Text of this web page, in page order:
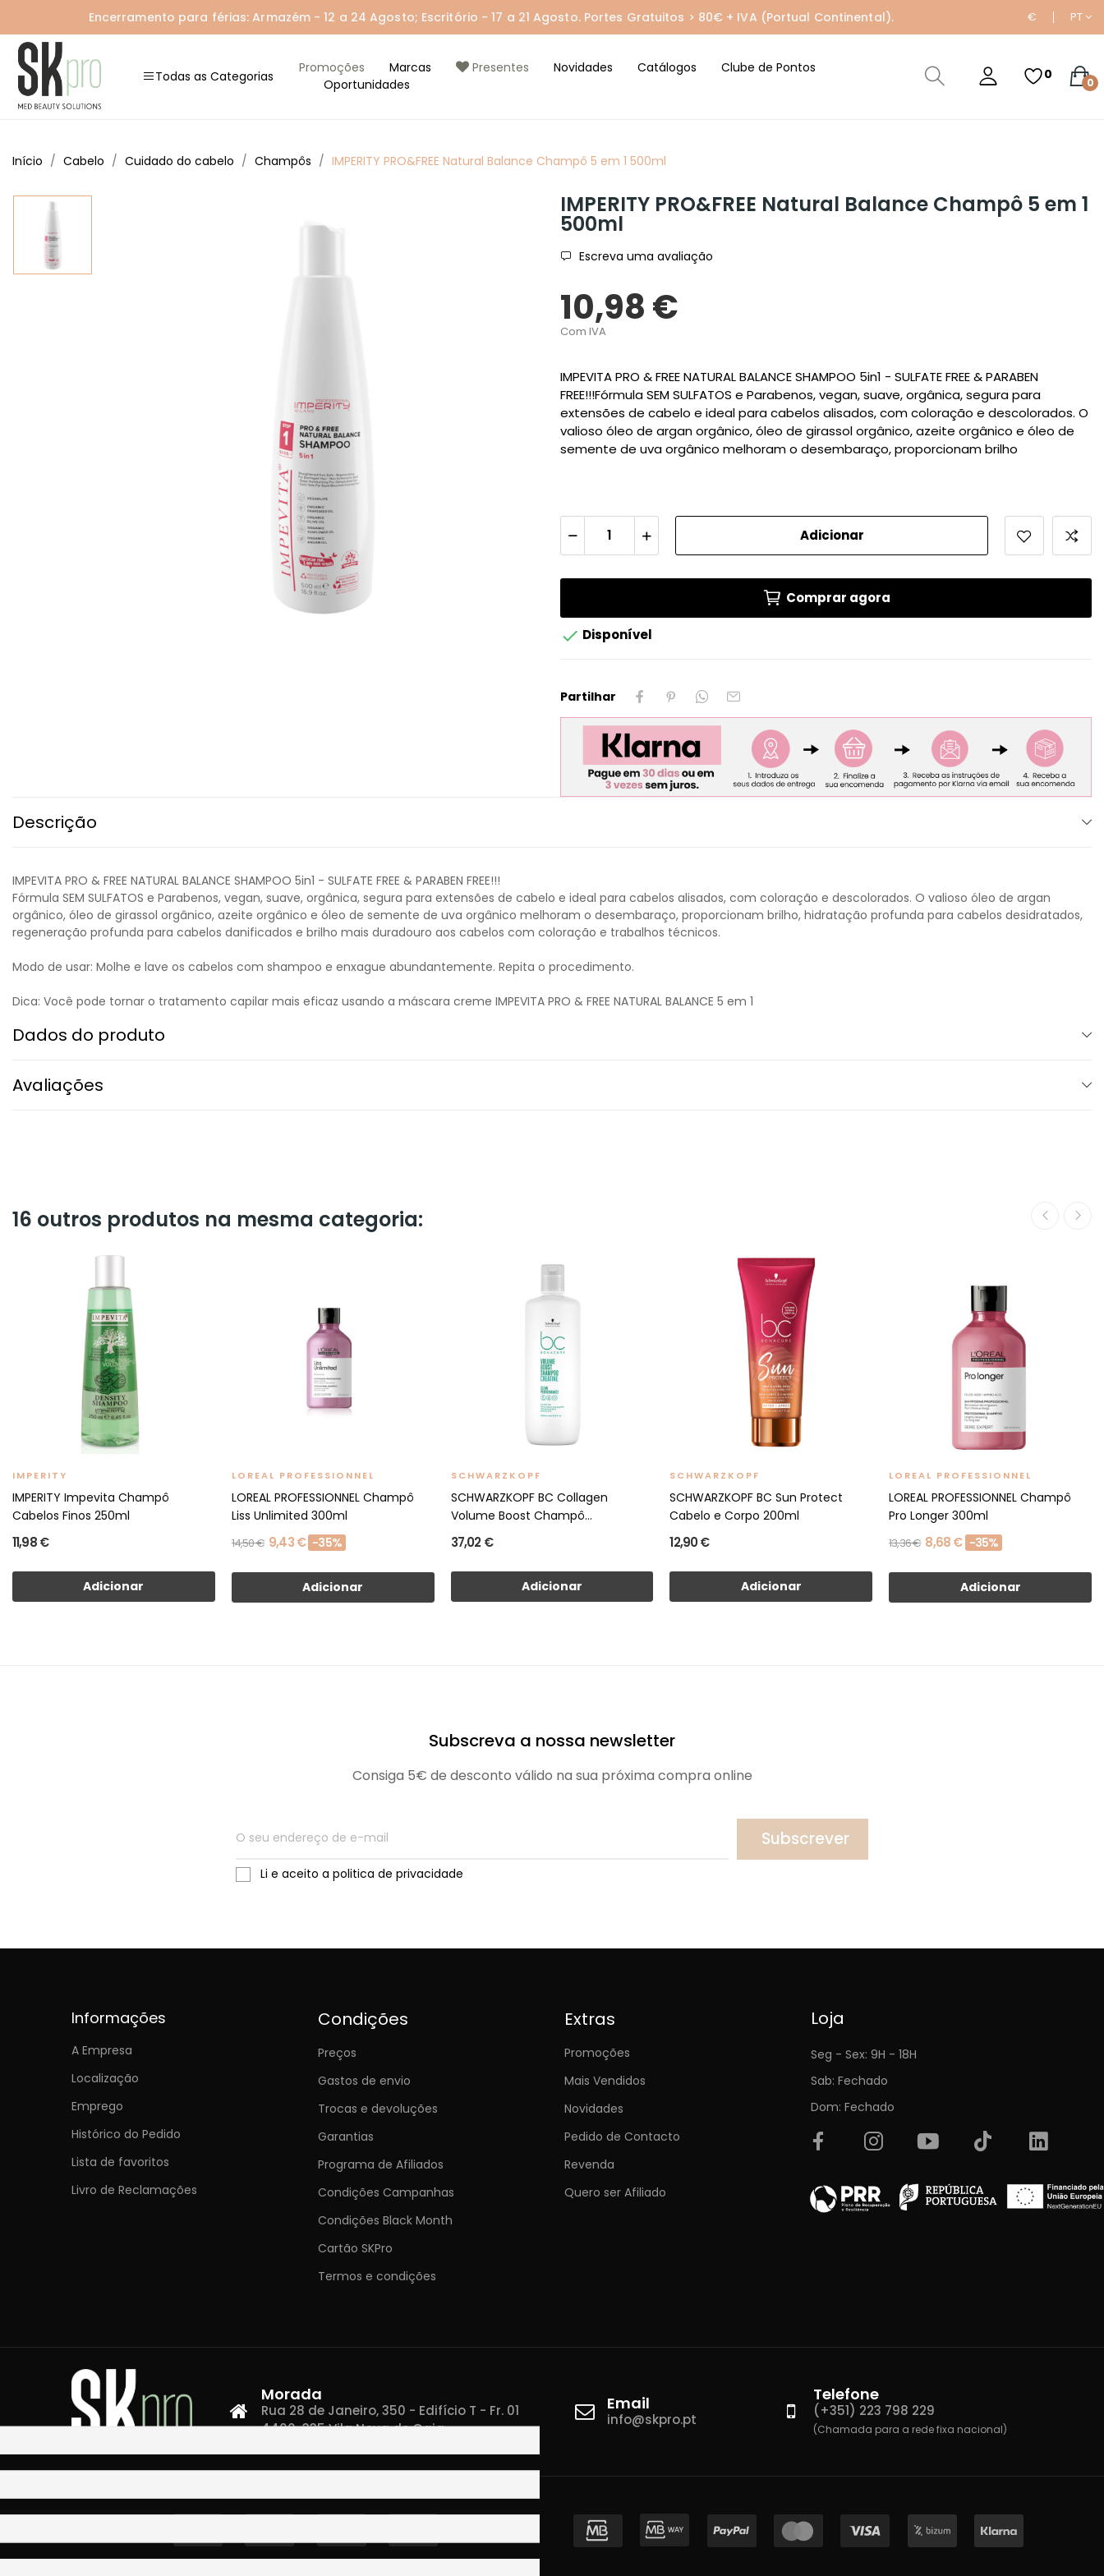
Encerramento para férias: Armazém - 12 a 24 Agosto; Escritório - 17 a 21 Agosto. Portes Gratuitos > 80€ + IVA (Portual Continental). € PT
Todas as Categorias
Promoções Marcas Presentes Novidades Catálogos
Clube de Pontos
Oportunidades
0
0
Início Cabelo Cuidado do cabelo Champôs IMPERITY PRO&FREE Natural Balance Champô 5 em 1 500ml
IMPERITY PRO&FREE Natural Balance Champô 5 em 1
500ml
Escreva uma avaliação
10,98 €
Com IVA
IMPEVITA PRO & FREE NATURAL BALANCE SHAMPOO 5in1 - SULFATE FREE & PARABEN
FREE!!!Fórmula SEM SULFATOS e Parabenos, vegan, suave, orgânica, segura para
extensões de cabelo e ideal para cabelos alisados, com coloração e descolorados. O
valioso óleo de argan orgânico, óleo de girassol orgânico, azeite orgânico e óleo de
semente de uva orgânico melhoram o desembaraço, proporcionam brilho
Adicionar
Comprar agora
 Disponível
Partilhar
Descrição
IMPEVITA PRO & FREE NATURAL BALANCE SHAMPOO 5in1 - SULFATE FREE & PARABEN FREE!!!
Fórmula SEM SULFATOS e Parabenos, vegan, suave, orgânica, segura para extensões de cabelo e ideal para cabelos alisados, com coloração e descolorados. O valioso óleo de argan
orgânico, óleo de girassol orgânico, azeite orgânico e óleo de semente de uva orgânico melhoram o desembaraço, proporcionam brilho, hidratação profunda para cabelos desidratados,
regeneração profunda para cabelos danificados e brilho mais duradouro aos cabelos com coloração e trabalhos técnicos.
Modo de usar: Molhe e lave os cabelos com shampoo e enxague abundantemente. Repita o procedimento.
Dica: Você pode tornar o tratamento capilar mais eficaz usando a máscara creme IMPEVITA PRO & FREE NATURAL BALANCE 5 em 1
Dados do produto
Avaliações
16 outros produtos na mesma categoria:
IMPERITY
IMPERITY Impevita Champô
Cabelos Finos 250ml
11,98 €
Adicionar
LOREAL PROFESSIONNEL
LOREAL PROFESSIONNEL Champô
Liss Unlimited 300ml
14,50 € 9,43 € -35%
Adicionar
SCHWARZKOPF
SCHWARZKOPF BC Collagen
Volume Boost Champô...
37,02 €
Adicionar
SCHWARZKOPF
SCHWARZKOPF BC Sun Protect
Cabelo e Corpo 200ml
12,90 €
Adicionar
LOREAL PROFESSIONNEL
LOREAL PROFESSIONNEL Champô
Pro Longer 300ml
13,36 € 8,68 € -35%
Adicionar
Subscreva a nossa newsletter
Consiga 5€ de desconto válido na sua próxima compra online
Subscrever
Li e aceito a politica de privacidade
Informações
A Empresa
Localização
Emprego
Histórico do Pedido
Lista de favoritos
Livro de Reclamações
Condições
Preços
Gastos de envio
Trocas e devoluções
Garantias
Programa de Afiliados
Condições Campanhas
Condições Black Month
Cartão SKPro
Termos e condições
Extras
Promoções
Mais Vendidos
Novidades
Pedido de Contacto
Revenda
Quero ser Afiliado
Loja
Seg - Sex: 9H - 18H
Sab: Fechado
Dom: Fechado
Morada
Rua 28 de Janeiro, 350 - Edifício T - Fr. 01
4400-335 Vila Nova de Gaia
Email
info@skpro.pt
Telefone
(+351) 223 798 229
(Chamada para a rede fixa nacional)